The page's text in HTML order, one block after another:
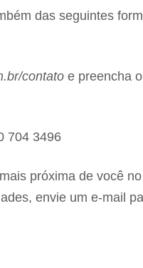
das seguintes
contato e preencha
704 3496
próxima de você
envie um e-mail